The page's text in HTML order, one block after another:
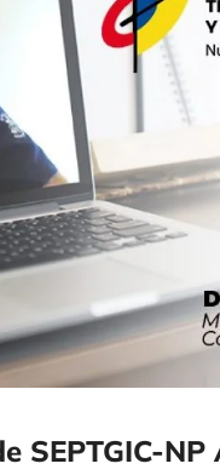
SEPTGIC-